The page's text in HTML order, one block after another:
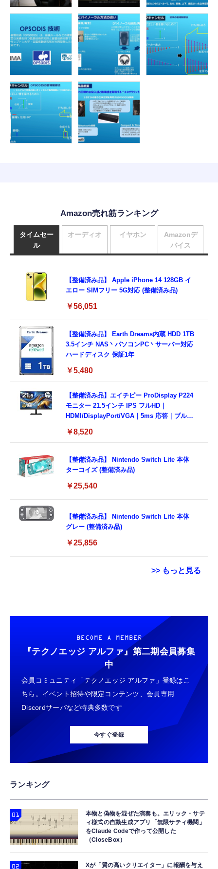
Amazon売れ筋ランキング
タイムセー
ル
【整備済み品】 Apple iPhone 14 128GB イ
エロー SIMフリー 5G対応 (整備済み品)
￥56,051
【整備済み品】 Earth Dreams内蔵 HDD 1TB
3.5インチ NAS丶パソコンPC丶サーバー対応
ハードディスク 保証1年
￥5,480
【整備済み品】エイチピー ProDisplay P224
モニター 21.5インチ IPS フルHD｜
HDMI/DisplayPort/VGA｜5ms 応答｜ブルー
応
￥8,520
【整備済み品】 Nintendo Switch Lite 本体
ターコイズ (整備済み品)
￥25,540
【整備済み品】 Nintendo Switch Lite 本体
グレー (整備済み品)
￥25,856
>> もっと見る
オーディオ
用 折りたたみ式プラグ しろちゃん 【
iPhone16 15 等対応】 EC-AC6920WF
￥1,058
エレコム 充電器 Type-C USB-C 20W USB PD
対応 1ポート PSE認証品 GaN採用 折りたた
み式プラグ ホワイト 【 iPhone16 15 等対
応】 EC-AC6820WH
￥790
エレコム 充電器 45W 2ポート Type-C USB-A
USB PD対応 PPS対応 GaN II採用 折りたた
み式プラグ ホワイト EC-AC11045WH
￥1,690
エレコム 充電器 コンセント USB-C USB-A 2
ポート 20W PD対応 折りたたみ式プラグ ホワ
イト EC-AC12020WH
イヤホン
￥949
タイプc 寝ホンイヤホン 寝ホン type-c 有線
睡眠用イヤホン 【音質強化バージョン
iPhone 15/16/17対応】横向きに寝ると耳が圧
迫されない ソフトシリコンで柔らかい 超軽量
超小型 外部ノイズ遮断 音質良い リモコン マ
イク付き 安眠 仕事 勉強 通勤通学最適（黑-
￥2,199
Lightning to 3.5mm イヤホンジャック 変換
MFi認証 【ハイレゾ音質】 内蔵DAC 遅延な
し 48ビット/96KHz 音量調節対応
￥999
寝ホン 睡眠用イヤホン 寝ながら 痛くない 超
軽量2.8g ASMR推薦 ワイヤレス
Bluetooth6.1 柔軟性高 安眠 仕事 ブルー
Amazonデ
バイス
￥6,980
【New】Amazon Fire TV Stick HD | 手軽に
ストリーミングをはじめよう | ストリーミン
グメディアプレイヤー
￥6,980
Amazon Fire TV Stick 4K Select | 4Kの高画
質ストリーミング | ストリーミングメディア
プレイヤー
￥9,980
Amazon Echo Dot (エコードット) 第5世代 -
Alexa、センサー搭載、鮮やかなサウンド｜チ
ャコール
BECOME A MEMBER
『テクノエッジ アルファ』 第二期会員募集
中
会員コミュニティ「テクノエッジ アルファ」登録はこ
ちら。イベント招待や限定コンテンツ、会員専用
Discordサーバなど特典多数です
今すぐ登録
ランキング
本物と偽物を混ぜた演奏も。エリック・サテ
ィ様式の自動生成アプリ「無限サティ機関」
をClaude Codeで作って公開した
（CloseBox）
Xが「質の高いクリエイター」に報酬を与え